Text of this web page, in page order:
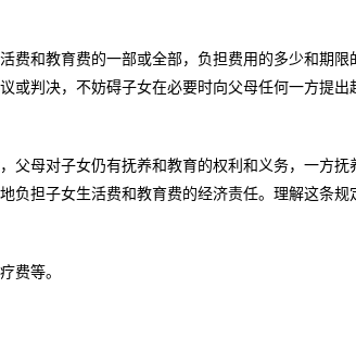
费和教育费的一部或全部，负担费用的多少和期限
或判决，不妨碍子女在必要时向父母任何一方提出
父母对子女仍有抚养和教育的权利和义务，一方抚
负担子女生活费和教育费的经济责任。理解这条规
费等。